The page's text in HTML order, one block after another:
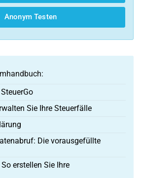
Anonym Testen
Sie Ihre Steuerfälle
Die vorausgefüllte
erstellen Sie Ihre